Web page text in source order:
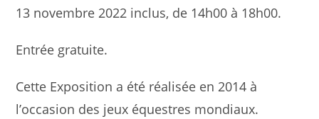
13 novembre 2022 inclus, de 14h00 à 18h00.
Entrée gratuite.
Cette Exposition a été réalisée en 2014 à
l’occasion des jeux équestres mondiaux.